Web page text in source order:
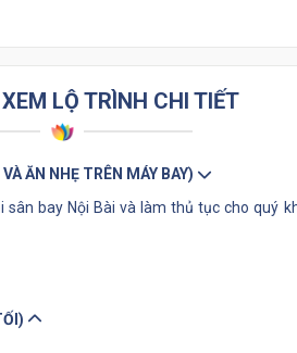
LỘ TRÌNH CHI TIẾT
ĂN NHẸ TRÊN MÁY BAY)
sân bay Nội Bài và làm thủ tục cho quý